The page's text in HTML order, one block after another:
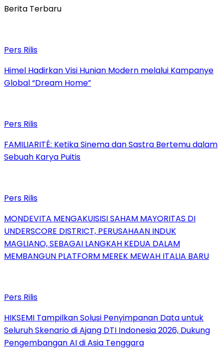
Berita Terbaru
Pers Rilis
Himel Hadirkan Visi Hunian Modern melalui Kampanye
Global “Dream Home”
Pers Rilis
FAMILIARITÉ: Ketika Sinema dan Sastra Bertemu dalam
Sebuah Karya Puitis
Pers Rilis
MONDEVITA MENGAKUISISI SAHAM MAYORITAS DI
UNDERSCORE DISTRICT, PERUSAHAAN INDUK
MAGLIANO, SEBAGAI LANGKAH KEDUA DALAM
MEMBANGUN PLATFORM MEREK MEWAH ITALIA BARU
Pers Rilis
HIKSEMI Tampilkan Solusi Penyimpanan Data untuk
Seluruh Skenario di Ajang DTI Indonesia 2026, Dukung
Pengembangan AI di Asia Tenggara